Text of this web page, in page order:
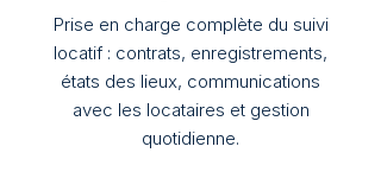
Prise en charge complète du suivi
locatif : contrats, enregistrements,
états des lieux, communications
avec les locataires et gestion
quotidienne.